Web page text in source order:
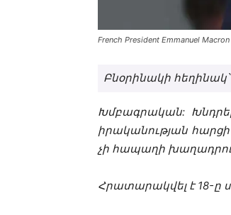
French President Emmanuel
Բնօրինակի հեղինակ՝
Խմբագրական:
իրականության հարցի
չի հապաղի
Հրատարակվել է18-ը